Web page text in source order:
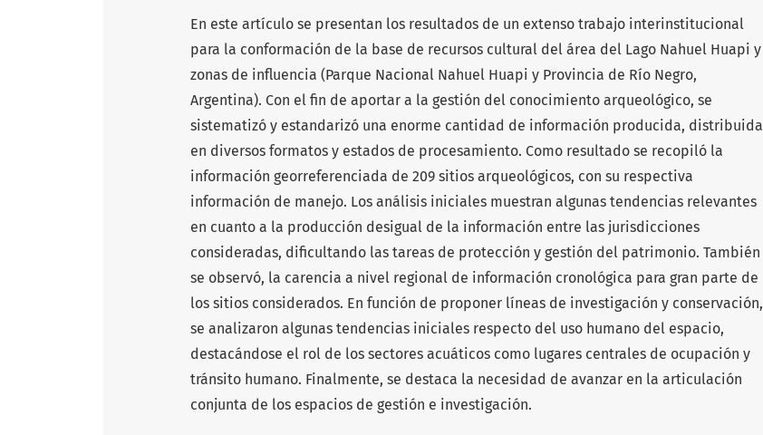
En este artículo se presentan los resultados de un extenso trabajo interinstitucional
para la conformación de la base de recursos cultural del área del Lago Nahuel Huapi y
zonas de influencia (Parque Nacional Nahuel Huapi y Provincia de Río Negro,
Argentina). Con el fin de aportar a la gestión del conocimiento arqueológico, se
sistematizó y estandarizó una enorme cantidad de información producida, distribuida
en diversos formatos y estados de procesamiento. Como resultado se recopiló la
información georreferenciada de 209 sitios arqueológicos, con su respectiva
información de manejo. Los análisis iniciales muestran algunas tendencias relevantes
en cuanto a la producción desigual de la información entre las jurisdicciones
consideradas, dificultando las tareas de protección y gestión del patrimonio. También
se observó, la carencia a nivel regional de información cronológica para gran parte de
los sitios considerados. En función de proponer líneas de investigación y conservación,
se analizaron algunas tendencias iniciales respecto del uso humano del espacio,
destacándose el rol de los sectores acuáticos como lugares centrales de ocupación y
tránsito humano. Finalmente, se destaca la necesidad de avanzar en la articulación
conjunta de los espacios de gestión e investigación.